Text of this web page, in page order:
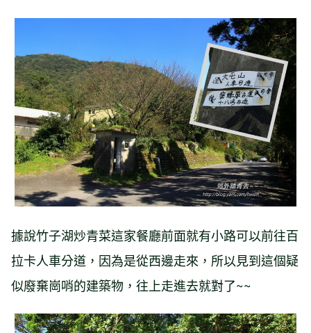
據說竹子湖炒青菜這家餐廳前面就有小路可以前往百
拉卡人車分道，因為是從西邊走來，所以見到這個疑
似廢棄崗哨的建築物，往上走進去就對了~~